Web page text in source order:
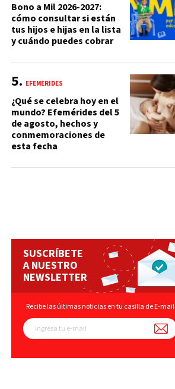
Bono a Mil 2026-2027:
cómo consultar si están
tus hijos e hijas en la lista
y cuándo puedes cobrar
EFEMÉRIDES
¿Qué se celebra hoy en el
mundo? Efemérides del 5
de agosto, hechos y
conmemoraciones de
esta fecha
SUSCRÍBETE
A NUESTRO
NEWSLETTER
Recibe las últimas noticias en tu casilla de E-mail